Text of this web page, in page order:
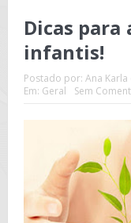
Dicas para
infantis!
Postado por: Ana Karla
Em: Geral Sem